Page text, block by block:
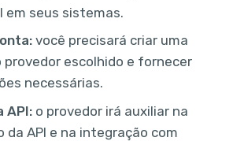
em seus sistemas.
você precisará criar uma
provedor escolhido e fornecer
necessárias.
API: o provedor irá auxiliar na
da API e na integração com